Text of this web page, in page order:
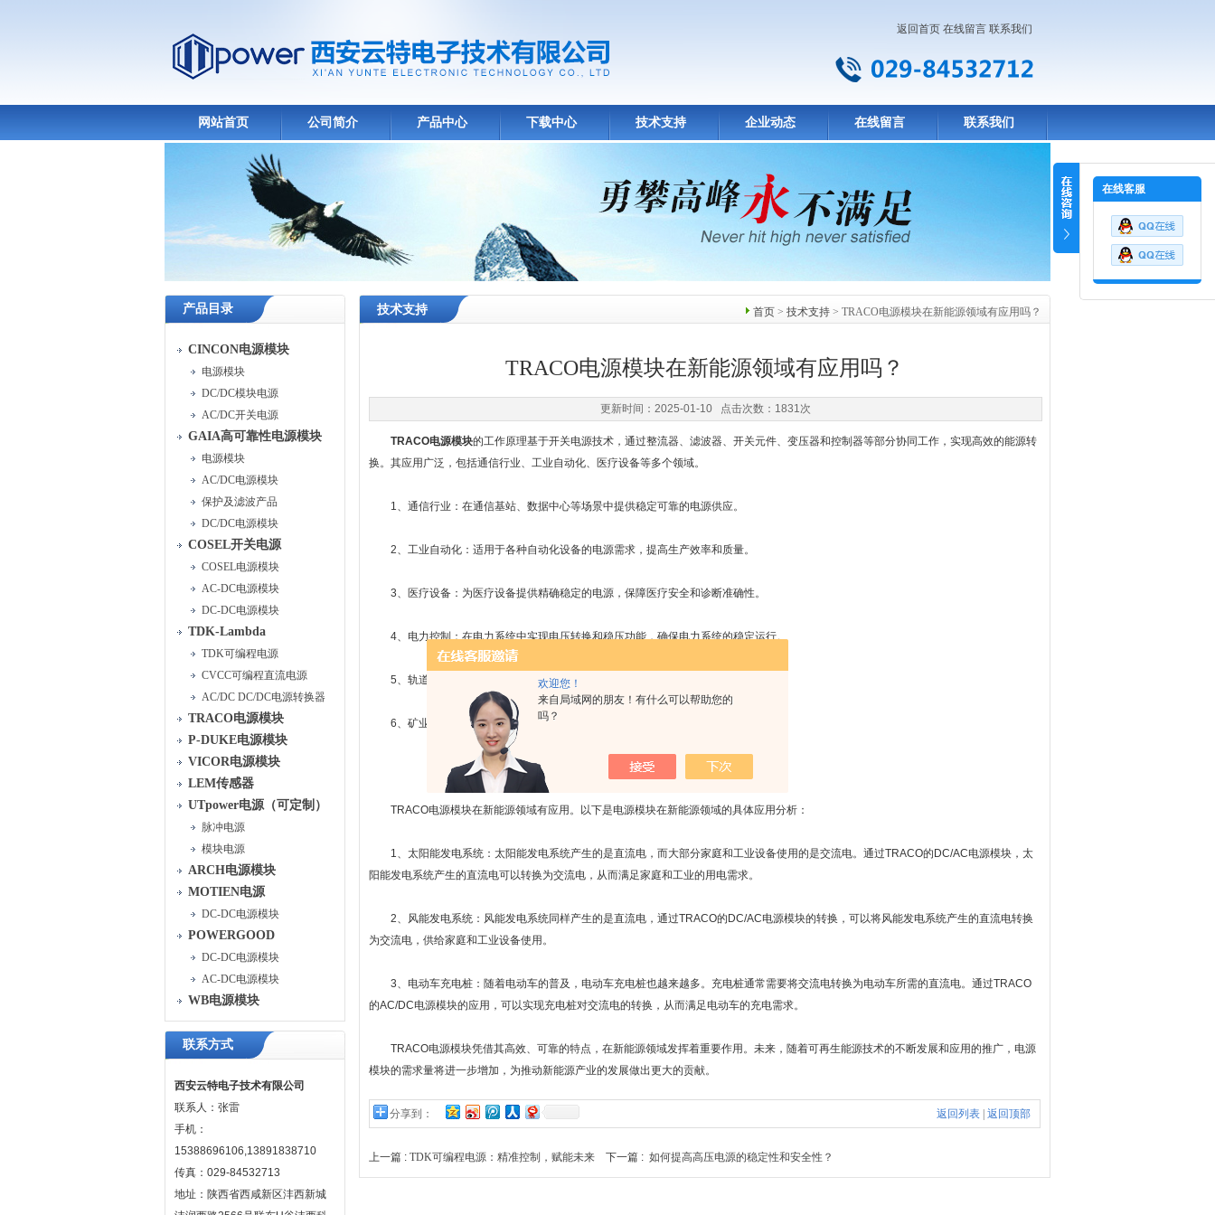
欢迎您！
来自局域网的朋友！有什么可以帮助您的
吗？
返回首页 在线留言 联系我们
网站首页 公司简介 产品中心 下载中心 技术支持 企业动态 在线留言 联系我们
产品目录
CINCON电源模块
电源模块
DC/DC模块电源
AC/DC开关电源
GAIA高可靠性电源模块
电源模块
AC/DC电源模块
保护及滤波产品
DC/DC电源模块
COSEL开关电源
COSEL电源模块
AC-DC电源模块
DC-DC电源模块
TDK-Lambda
TDK可编程电源
CVCC可编程直流电源
AC/DC DC/DC电源转换器
TRACO电源模块
P-DUKE电源模块
VICOR电源模块
LEM传感器
UTpower电源（可定制）
脉冲电源
模块电源
ARCH电源模块
MOTIEN电源
DC-DC电源模块
POWERGOOD
DC-DC电源模块
AC-DC电源模块
WB电源模块
联系方式
西安云特电子技术有限公司
联系人：张雷
手机：
15388696106,13891838710
传真：029-84532713
地址：陕西省西咸新区沣西新城
首页 > 技术支持 > TRACO电源模块在新能源领域有应用吗？
技术支持
TRACO电源模块在新能源领域有应用吗？
更新时间：2025-01-10 点击次数：1831次
TRACO电源模块的工作原理基于开关电源技术，通过整流器、滤波器、开关元件、变压器和控制器等部分协同工作，实现高效的能源转
换。其应用广泛，包括通信行业、工业自动化、医疗设备等多个领域。
1、通信行业：在通信基站、数据中心等场景中提供稳定可靠的电源供应。
2、工业自动化：适用于各种自动化设备的电源需求，提高生产效率和质量。
3、医疗设备：为医疗设备提供精确稳定的电源，保障医疗安全和诊断准确性。
4、电力控制：在电力系统中实现电压转换和稳压功能，确保电力系统的稳定运行。
5、轨道交通：用于轨道交通控制系统的电源供应，保障交通运行的安全和顺畅。
6、矿业设备：在恶劣的矿业环境中提供稳定可靠的电源支持。
TRACO电源模块在新能源领域有应用。以下是电源模块在新能源领域的具体应用分析：
1、太阳能发电系统：太阳能发电系统产生的是直流电，而大部分家庭和工业设备使用的是交流电。通过TRACO的DC/AC电源模块，太
阳能发电系统产生的直流电可以转换为交流电，从而满足家庭和工业的用电需求。
2、风能发电系统：风能发电系统同样产生的是直流电，通过TRACO的DC/AC电源模块的转换，可以将风能发电系统产生的直流电转换
为交流电，供给家庭和工业设备使用。
3、电动车充电桩：随着电动车的普及，电动车充电桩也越来越多。充电桩通常需要将交流电转换为电动车所需的直流电。通过TRACO
的AC/DC电源模块的应用，可以实现充电桩对交流电的转换，从而满足电动车的充电需求。
TRACO电源模块凭借其高效、可靠的特点，在新能源领域发挥着重要作用。未来，随着可再生能源技术的不断发展和应用的推广，电源
模块的需求量将进一步增加，为推动新能源产业的发展做出更大的贡献。
分享到： 返回列表 返回顶部
上一篇 : TDK可编程电源：精准控制，赋能未来 下一篇 : 如何提高高压电源的稳定性和安全性？
在线客服